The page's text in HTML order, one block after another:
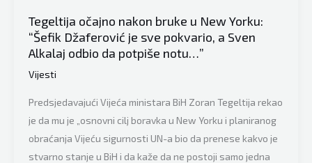
članica
EU”
Tegeltija očajno nakon bruke u New Yorku:
“Šefik Džaferović je sve pokvario, a Sven
Alkalaj odbio da potpiše notu…”
Vijesti
Predsjedavajući Vijeća ministara BiH Zoran Tegeltija rekao
je da mu je „osnovni cilj boravka u New Yorku i planiranog
obraćanja Vijeću sigurnosti UN-a bio da prenese kakvo je
stvarno stanje u BiH i da kaže da ne postoji samo jedna